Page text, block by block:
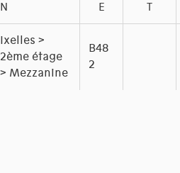
N
E
T
Ixelles >
2ème étage
> Mezzanine
B48
2